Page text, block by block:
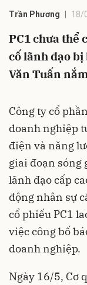
Trần Phương 18/
PC1 chưa thể
cố lãnh đạo
Văn Tuấn
Công ty cổ
doanh nghiệp
điện và năng
giai đoạn sóng
lãnh đạo cấp
động nhân sự
cổ phiếu PC1
việc công bố
doanh nghiệp.
Ngày 16/5, Cơ